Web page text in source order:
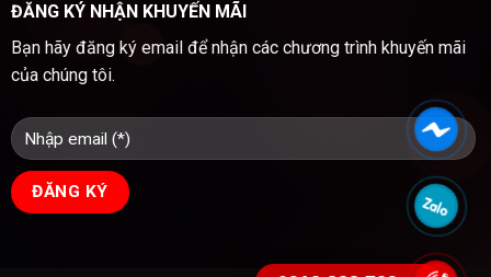
ĐĂNG KÝ NHẬN KHUYẾN MÃI
Bạn hãy đăng ký email để nhận các chương trình khuyến mãi
của chúng tôi.